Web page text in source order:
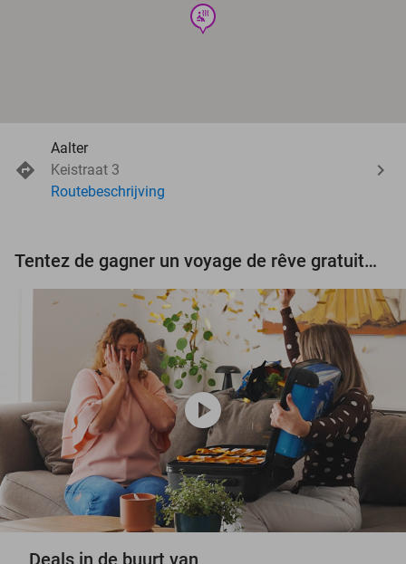
wellness
Aalter
Keistraat 3
Routebeschrijving
Tentez de gagner un voyage de rêve gratuit d'une valeur de 3.000 € !
play_circle
Deals in de buurt van